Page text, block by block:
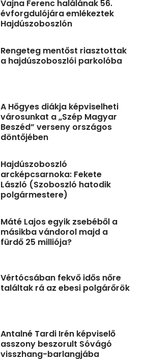
Vajna Ferenc halálának 56.
évforgdulójára emlékeztek
Hajdúszoboszlón
Rengeteg mentőst riasztottak
a hajdúszoboszlói parkolóba
A Hőgyes diákja képviselheti
városunkat a „Szép Magyar
Beszéd” verseny országos
döntőjében
Hajdúszoboszló
arcképcsarnoka: Fekete
László (Szoboszló hatodik
polgármestere)
Máté Lajos egyik zsebéből a
másikba vándorol majd a
fürdő 25 milliója?
Vértócsában fekvő idős nőre
találtak rá az ebesi polgárőrök
Antalné Tardi Irén képviselő
asszony beszorult Sóvágó
visszhang-barlangjába